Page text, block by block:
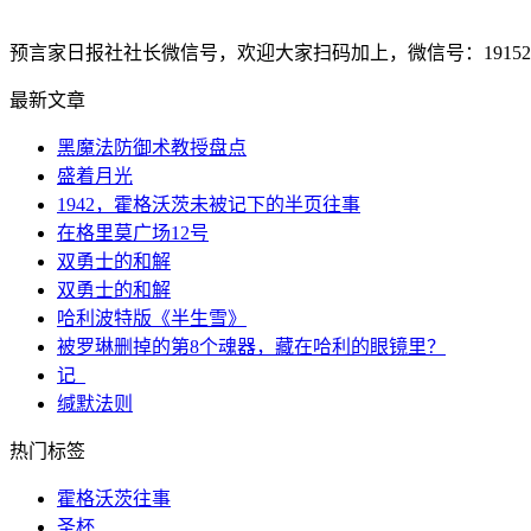
预言家日报社社长微信号，欢迎大家扫码加上，微信号：
最新文章
黑魔法防御术教授盘点
盛着月光
1942，霍格沃茨未被记下的半页往事
在格里莫广场12号
双勇士的和解
双勇士的和解
哈利波特版《半生雪》
被罗琳删掉的第8个魂器，藏在哈利的眼镜里？
记_
缄默法则
热门标签
霍格沃茨往事
圣杯